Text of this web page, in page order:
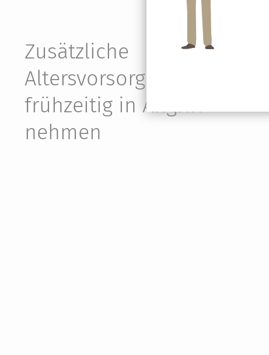
Zusätzliche
Altersvorsorge
frühzeitig in Angriff
nehmen